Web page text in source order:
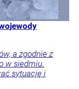
a zgodnie z
w siedmiu.
sytuację i